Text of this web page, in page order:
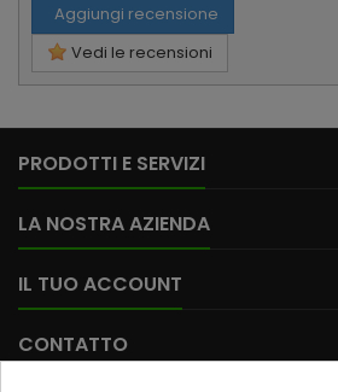
Aggiungi recensione
Vedi le recensioni
PRODOTTI E SERVIZI
LA NOSTRA AZIENDA
IL TUO ACCOUNT
CONTATTO